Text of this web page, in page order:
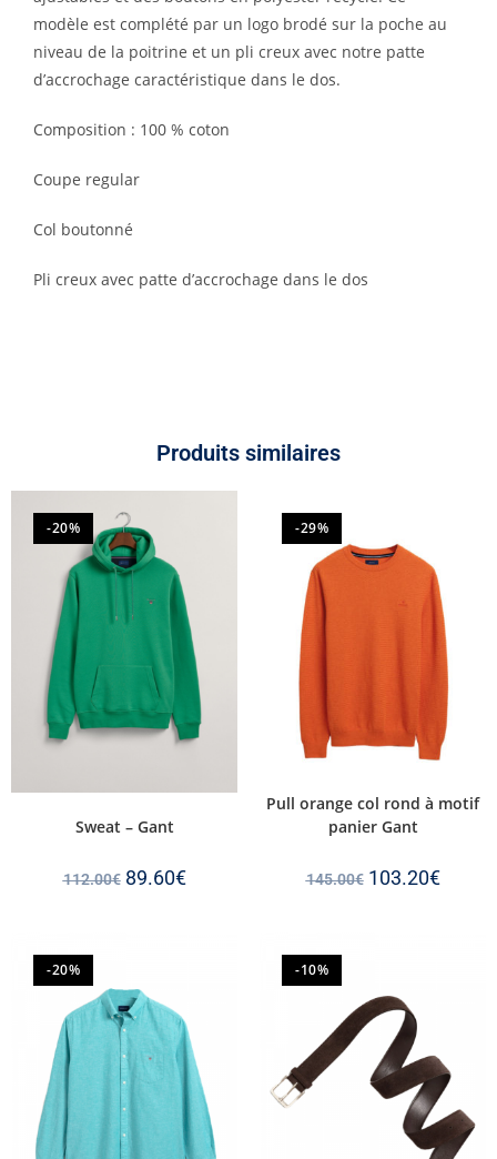
modèle est complété par un logo brodé sur la poche au
niveau de la poitrine et un pli creux avec notre patte
d’accrochage caractéristique dans le dos.
Composition : 100 % coton
Coupe regular
Col boutonné
Pli creux avec patte d’accrochage dans le dos
Produits similaires
-20%
Sweat – Gant
112.00€ 89.60€
-29%
Pull orange col rond à motif
panier Gant
145.00€ 103.20€
-20% -10%